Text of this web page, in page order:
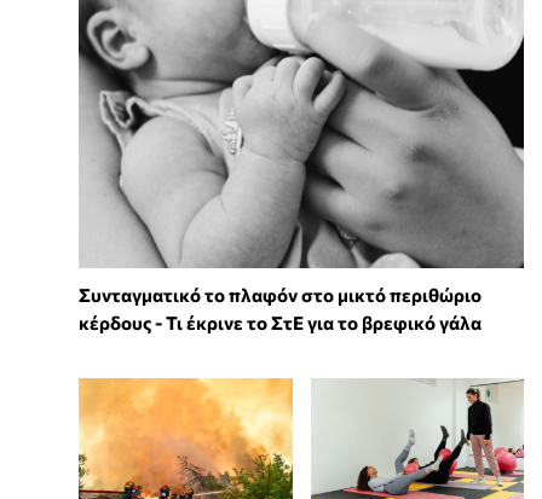
Συνταγματικό το πλαφόν στο μικτό περιθώριο
κέρδους - Τι έκρινε το ΣτΕ για το βρεφικό γάλα